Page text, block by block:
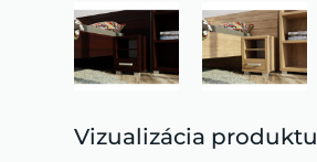
Vizualizácia